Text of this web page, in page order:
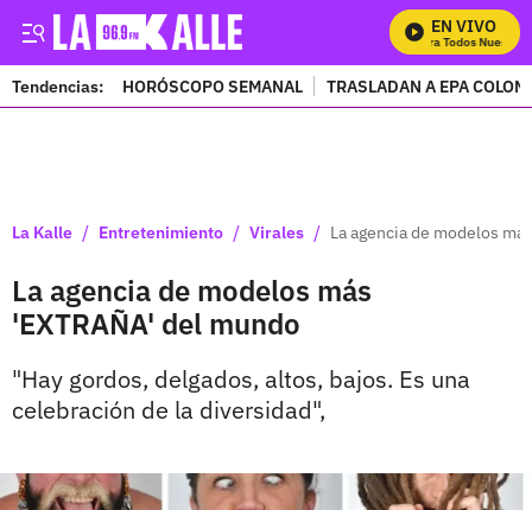
EN VIVO
Mira Todos Nuestros
Tendencias: HORÓSCOPO SEMANAL TRASLADAN A EPA
La Kalle / Entretenimiento / Virales / La agencia de modelos
La agencia de modelos más
'EXTRAÑA' del mundo
"Hay gordos, delgados, altos, bajos. Es una
celebración de la diversidad",